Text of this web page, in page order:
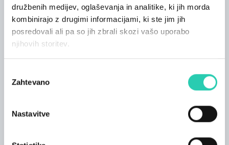
družbenih medijev, oglaševanja in analitike, ki jih morda
kombinirajo z drugimi informacijami, ki ste jim jih
posredovali ali pa so jih zbrali skozi vašo uporabo
njihovih storitev.
soglasja
Zahtevano
Nastavitve
14.20–15.35Čezmejna somestja– razprava o tem,
kako graditi močan in trajnosten kulturni ekosistem v
regiji, ki deli skupne prostore in skupnost.
15.45–17.00Kako dolgo traja leto Evropske
prestolnice kulture?– vpogled v ustvarjanje trajne
Trg Evrope in EPIC distrikt
Zaključna slovesnost in Brezmejna zabava